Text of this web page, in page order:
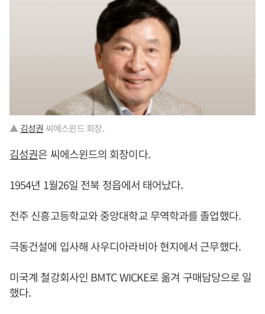
▲ 김성권 씨에스윈드 회장.
김성권은 씨에스윈드의 회장이다.
1954년 1월26일 전북 정읍에서 태어났다.
전주 신흥고등학교와 중앙대학교 무역학과를 졸업했다.
극동건설에 입사해 사우디아라비아 현지에서 근무했다.
미국계 철강회사인 BMTC WICKE로 옮겨 구매담당으로 일
했다.